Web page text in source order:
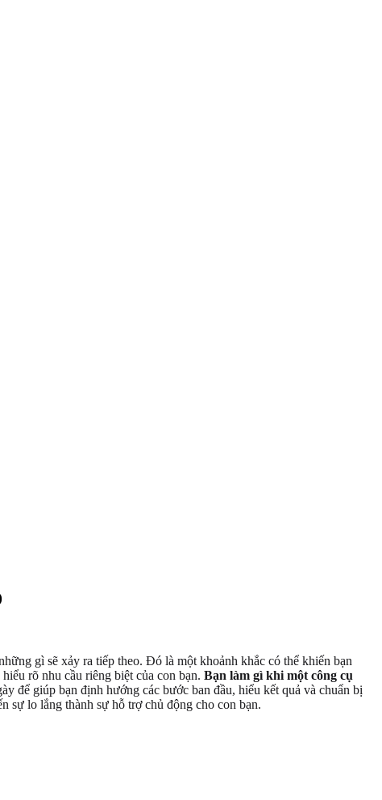
gì sẽ xảy ra tiếp theo. Đó là một khoảnh khắc có thể khiến bạn
rõ nhu cầu riêng biệt của con bạn. Bạn làm gì khi một công cụ
để giúp bạn định hướng các bước ban đầu, hiểu kết quả và chuẩn bị
sự lo lắng thành sự hỗ trợ chủ động cho con bạn.